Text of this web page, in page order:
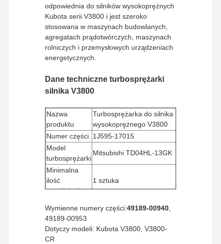
odpowiednia do silników wysokoprężnych
Kubota serii V3800 i jest szeroko
stosowana w maszynach budowlanych,
agregatach prądotwórczych, maszynach
rolniczych i przemysłowych urządzeniach
energetycznych.
Dane techniczne turbosprężarki
silnika V3800
Nazwa
produktu
Turbosprężarka do silnika
wysokoprężnego V3800
Numer części 1J595-17015
Model
turbosprężarki
Mitsubishi TD04HL-13GK
Minimalna
ilość
zamówienia
1 sztuka
płatności
Western Union, T/T
Sposób
wysyłki
UPS/DHL/EMS/TNT/FedEx
Wymienne numery części:49189-00940,
49189-00953
Dotyczy modeli: Kubota V3800, V3800-
CR